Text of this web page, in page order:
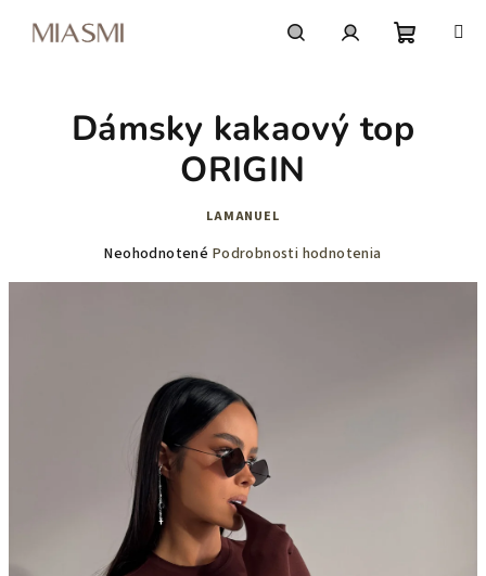
košík
Dámsky kakaový top
ORIGIN
LAMANUEL
Priemerné
hviezdičiek.
Neohodnotené Podrobnosti hodnotenia